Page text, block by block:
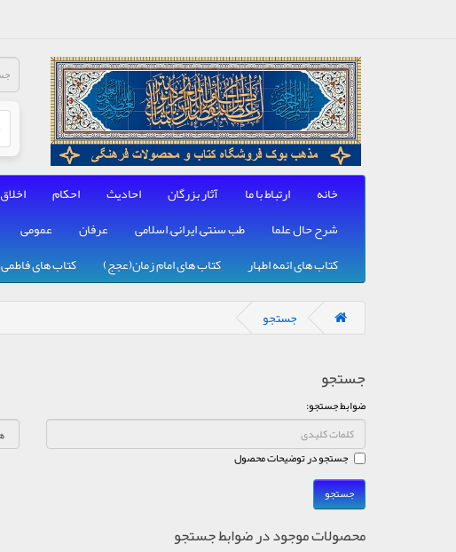
خانه ارتباط با ما آثار بزرگان احادیث احکام اخلاق
شرح حال علما
طب سنتی, ایرانی, اسلامی عرفان عمومی
کتاب های ائمه اطهار
کتاب های امام زمان(عجج) کتاب های فاطمی
جستجو
جستجو
ضوابط جستجو:
جستجو در توضیحات محصول
محصولات موجود در ضوابط جستجو